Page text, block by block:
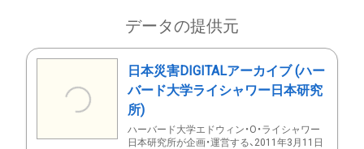
データの提供元
日本災害DIGITALアーカイブ (ハー
バード大学ライシャワー日本研究
所)
ハーバード大学エドウィン・O・ライシャワー
日本研究所が企画・運営する、2011年3月11日